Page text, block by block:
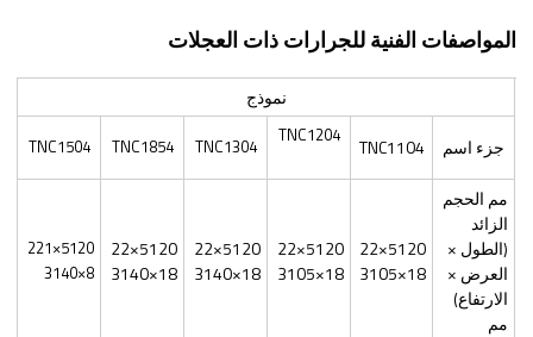
المواصفات الفنية للجرارات ذات العجلات
نموذج
جزء اسم TNC1104
TNC1204
TNC1304
TNC1854
TNC1504
مم الحجم
الزائد
(الطول ×
العرض ×
الارتفاع)
مم
5120×22
18×3105
5120×22
18×3105
5120×22
18×3140
5120×22
18×3140
5120×221
8×3140